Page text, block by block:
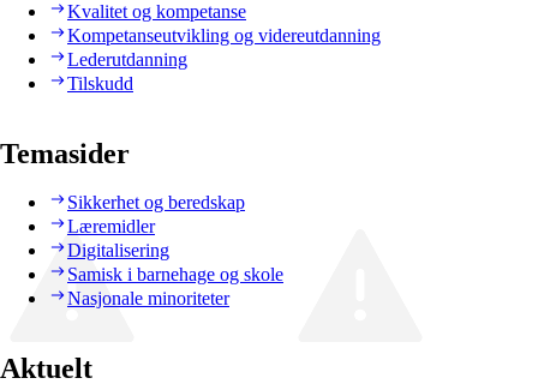
Kvalitet og kompetanse
Kompetanseutvikling og videreutdanning
Lederutdanning
Tilskudd
Temasider
Sikkerhet og beredskap
Læremidler
Digitalisering
Samisk i barnehage og skole
Nasjonale minoriteter
Aktuelt